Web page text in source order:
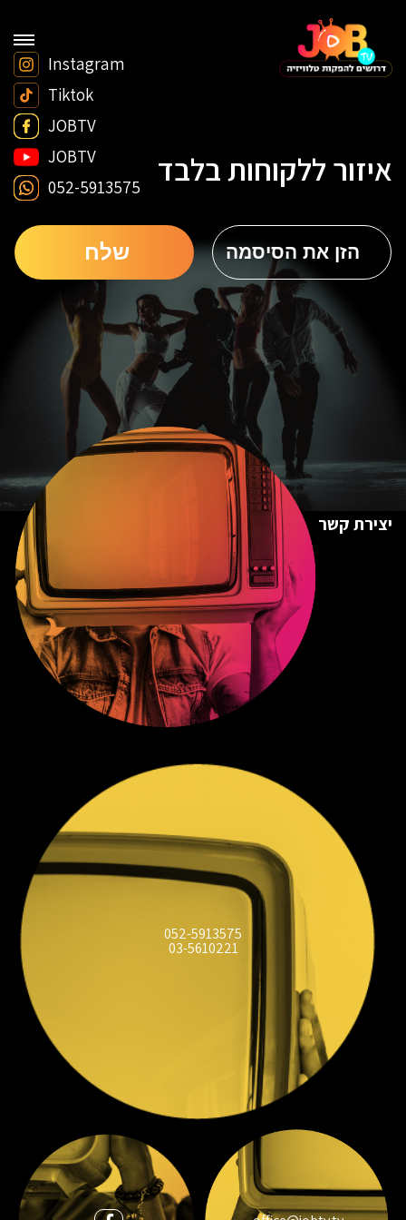
Instagram
Tiktok
JOBTV
JOBTV
052-5913575
איזור ללקוחות בלבד
יצירת קשר
052-5913575
03-5610221